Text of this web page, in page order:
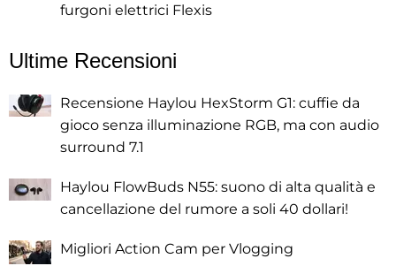
furgoni elettrici Flexis
Ultime Recensioni
Recensione Haylou HexStorm G1: cuffie da
gioco senza illuminazione RGB, ma con audio
surround 7.1
Haylou FlowBuds N55: suono di alta qualità e
cancellazione del rumore a soli 40 dollari!
Migliori Action Cam per Vlogging